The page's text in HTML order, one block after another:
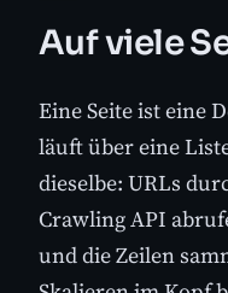
Auf viele
Eine Seite ist eine
läuft über eine
dieselbe: URLs
Crawling API
und die Zeilen